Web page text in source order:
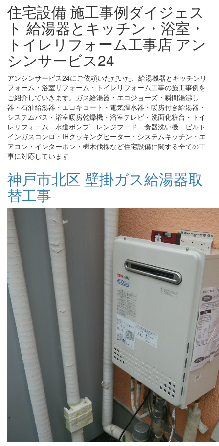
住宅設備 施工事例ダイジェス
ト 給湯器とキッチン・浴室・
トイレリフォーム工事店 アン
シンサービス24
アンシンサービス24にご依頼いただいた、給湯機器とキッチンリ
フォーム・浴室リフォーム・トイレリフォーム工事の施工事例を
ご紹介していきます。ガス給湯器・エコジョーズ・瞬間湯沸し
器・石油給湯器・エコキュート・電気温水器・暖房付き給湯器・
システムバス・浴室暖房乾燥機・浴室テレビ・洗面化粧台・トイ
レリフォーム・水道ポンプ・レンジフード・食器洗い機・ビルト
インガスコンロ・IHクッキングヒーター・システムキッチン・エ
アコン・インターホン・樹木伐採など住宅設備に関する全ての工
事に対応しています
神戸市北区 壁掛ガス給湯器取
替工事